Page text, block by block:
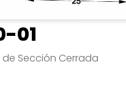
01
de Sección Cerrada